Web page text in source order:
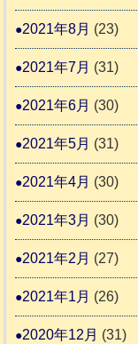
2021年8月 (23)
2021年7月 (31)
2021年6月 (30)
2021年5月 (31)
2021年4月 (30)
2021年3月 (30)
2021年2月 (27)
2021年1月 (26)
2020年12月 (31)